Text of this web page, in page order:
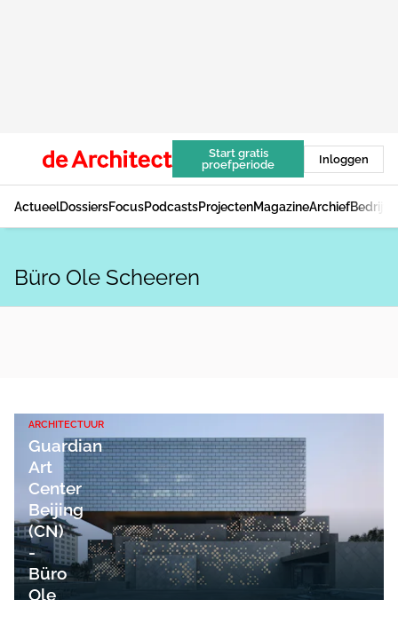
Start gratis
proefperiode
Inloggen
ActueelDossiersFocusPodcastsProjectenMagazineArchief
Büro Ole Scheeren
ARCHITECTUUR
Guardian
Art
Center
Beijing
(CN)
-
Büro
Ole